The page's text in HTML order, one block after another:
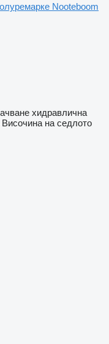
Nooteboom
хидравлична
Височина на седлото